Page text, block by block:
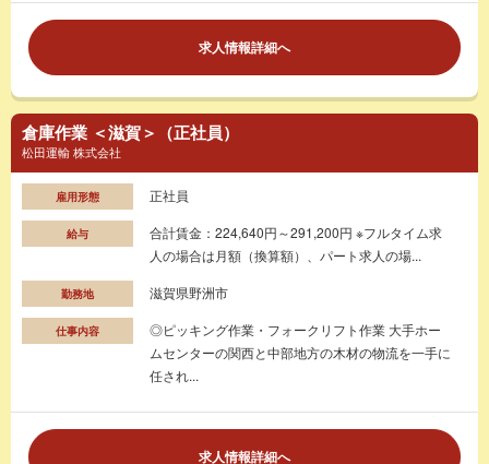
求人情報詳細へ
倉庫作業 ＜滋賀＞（正社員）
松田運輸 株式会社
雇用形態 正社員
給与
合計賃金：224,640円～291,200円 ※フルタイム求
人の場合は月額（換算額）、パート求人の場...
勤務地 滋賀県野洲市
仕事内容
◎ピッキング作業・フォークリフト作業 大手ホー
ムセンターの関西と中部地方の木材の物流を一手に
任され...
求人情報詳細へ